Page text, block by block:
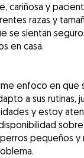
cariñosa y
razas y
se sientan
en casa.
enfoco en que
a sus rutinas,
y estoy
pequeños